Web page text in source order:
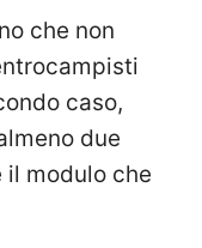
che non
caso,
due
modulo che